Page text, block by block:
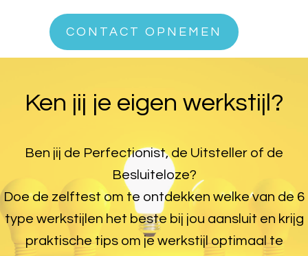
CONTACT OPNEMEN
Ken jij je eigen werkstijl?
Ben jij de Perfectionist, de Uitsteller of de
Besluiteloze?
Doe de zelftest om te ontdekken welke van de 6
type werkstijlen het beste bij jou aansluit en krijg
praktische tips om je werkstijl optimaal te